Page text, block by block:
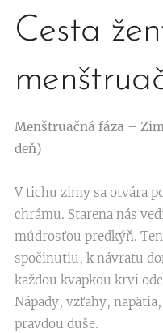
Cesta
Menštruačná fáza –
deň)
V tichu zimy sa otvára
chrámu. Starena nás
múdrosťou predkýň.
spočinutiu, k návratu
každou kvapkou krvi
Nápady, vzťahy,
pravdou duše.